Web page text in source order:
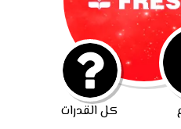
كل القدرات